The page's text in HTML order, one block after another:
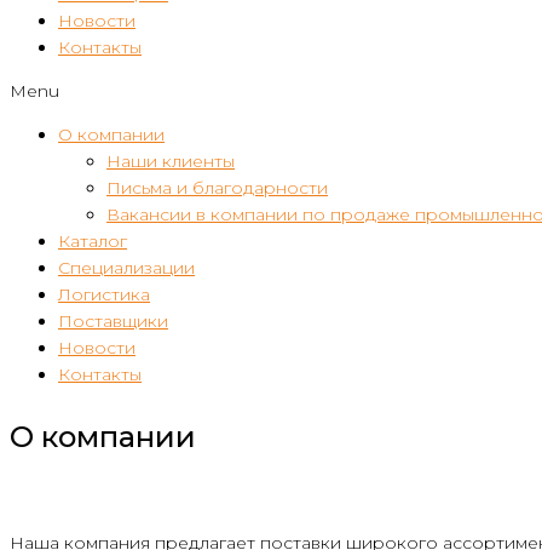
Новости
Контакты
Menu
О компании
Наши клиенты
Письма и благодарности
Вакансии в компании по продаже
Каталог
Специализации
Логистика
Поставщики
Новости
Контакты
О компании
Наша компания предлагает поставки широкого